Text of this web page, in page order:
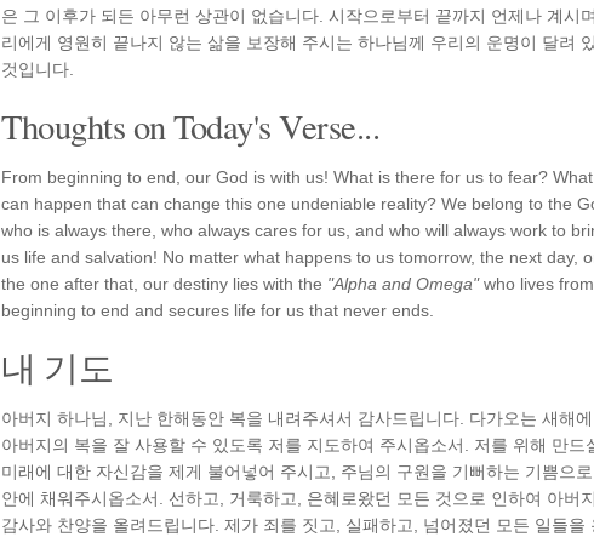
은 그 이후가 되든 아무런 상관이 없습니다. 시작으로부터 끝까지 언제나 계시
리에게 영원히 끝나지 않는 삶을 보장해 주시는 하나님께 우리의 운명이 달려
것입니다.
Thoughts on Today's Verse...
From beginning to end, our God is with us! What is there for us to fear? What
can happen that can change this one undeniable reality? We belong to the
who is always there, who always cares for us, and who will always work to
us life and salvation! No matter what happens to us tomorrow, the next day,
the one after that, our destiny lies with the "Alpha and Omega"who lives from
beginning to end and secures life for us that never ends.
내 기도
아버지 하나님, 지난 한해동안 복을 내려주셔서 감사드립니다. 다가오는 새해에
아버지의 복을 잘 사용할 수 있도록 저를 지도하여 주시옵소서. 저를 위해 만드
미래에 대한 자신감을 제게 불어넣어 주시고, 주님의 구원을 기뻐하는 기쁨으로
안에 채워주시옵소서. 선하고, 거룩하고, 은혜로왔던 모든 것으로 인하여 아버
감사와 찬양을 올려드립니다. 제가 죄를 짓고, 실패하고, 넘어졌던 모든 일들을